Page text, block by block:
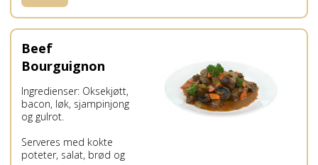
Beef
Bourguignon
Ingredienser: Oksekjøtt,
bacon, løk, sjampinjong
og gulrot.
Serveres med kokte
poteter, salat, brød og